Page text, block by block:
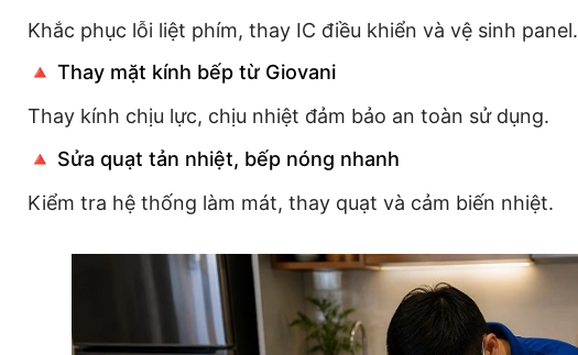
Khắc phục lỗi liệt phím, thay IC điều khiển và vệ sinh panel.
🔺 Thay mặt kính bếp từ Giovani
Thay kính chịu lực, chịu nhiệt đảm bảo an toàn sử dụng.
🔺 Sửa quạt tản nhiệt, bếp nóng nhanh
Kiểm tra hệ thống làm mát, thay quạt và cảm biến nhiệt.